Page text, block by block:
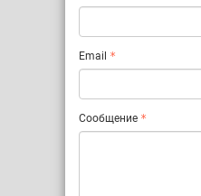
Email
Сообщение